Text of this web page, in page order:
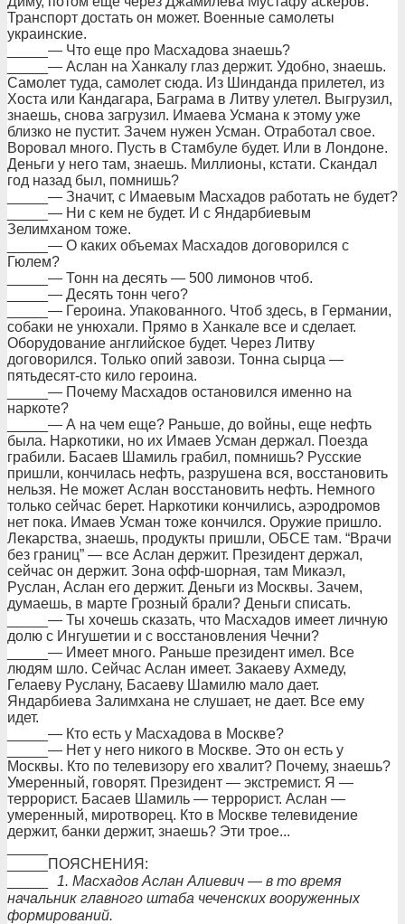
Транспорт достать он может. Военные самолеты
украинские.
_____— Что еще про Масхадова знаешь?
_____— Аслан на Ханкалу глаз держит. Удобно, знаешь.
Самолет туда, самолет сюда. Из Шинданда прилетел, из
Хоста или Кандагара, Баграма в Литву улетел. Выгрузил,
знаешь, снова загрузил. Имаева Усмана к этому уже
близко не пустит. Зачем нужен Усман. Отработал свое.
Воровал много. Пусть в Стамбуле будет. Или в Лондоне.
Деньги у него там, знаешь. Миллионы, кстати. Скандал
год назад был, помнишь?
_____— Значит, с Имаевым Масхадов работать не будет?
_____— Ни с кем не будет. И с Яндарбиевым
Зелимханом тоже.
_____— О каких объемах Масхадов договорился с
Гюлем?
_____— Тонн на десять — 500 лимонов чтоб.
_____— Десять тонн чего?
_____— Героина. Упакованного. Чтоб здесь, в Германии,
собаки не унюхали. Прямо в Ханкале все и сделает.
Оборудование английское будет. Через Литву
договорился. Только опий завози. Тонна сырца —
пятьдесят-сто кило героина.
_____— Почему Масхадов остановился именно на
наркоте?
_____— А на чем еще? Раньше, до войны, еще нефть
была. Наркотики, но их Имаев Усман держал. Поезда
грабили. Басаев Шамиль грабил, помнишь? Русские
пришли, кончилась нефть, разрушена вся, восстановить
нельзя. Не может Аслан восстановить нефть. Немного
только сейчас берет. Наркотики кончились, аэродромов
нет пока. Имаев Усман тоже кончился. Оружие пришло.
Лекарства, знаешь, продукты пришли, ОБСЕ там. “Врачи
без границ” — все Аслан держит. Президент держал,
сейчас он держит. Зона офф-шорная, там Микаэл,
Руслан, Аслан его держит. Деньги из Москвы. Зачем,
думаешь, в марте Грозный брали? Деньги списать.
_____— Ты хочешь сказать, что Масхадов имеет личную
долю с Ингушетии и с восстановления Чечни?
_____— Имеет много. Раньше президент имел. Все
людям шло. Сейчас Аслан имеет. Закаеву Ахмеду,
Гелаеву Руслану, Басаеву Шамилю мало дает.
Яндарбиева Залимхана не слушает, не дает. Все ему
идет.
_____— Кто есть у Масхадова в Москве?
_____— Нет у него никого в Москве. Это он есть у
Москвы. Кто по телевизору его хвалит? Почему, знаешь?
Умеренный, говорят. Президент — экстремист. Я —
террорист. Басаев Шамиль — террорист. Аслан —
умеренный, миротворец. Кто в Москве телевидение
держит, банки держит, знаешь? Эти трое...
_____ПОЯСНЕНИЯ:
1. Масхадов Аслан Алиевич — в то время
начальник главного штаба чеченских вооруженных
формирований.